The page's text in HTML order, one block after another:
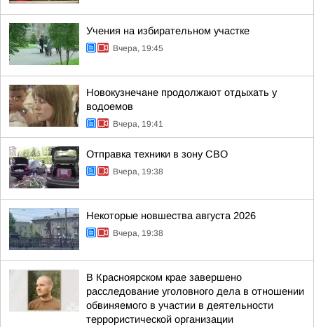
Учения на избирательном участке
Вчера, 19:45
Новокузнечане продолжают отдыхать у
водоемов
Вчера, 19:41
Отправка техники в зону СВО
Вчера, 19:38
Некоторые новшества августа 2026
Вчера, 19:38
В Красноярском крае завершено
расследование уголовного дела в отношении
обвиняемого в участии в деятельности
террористической организации